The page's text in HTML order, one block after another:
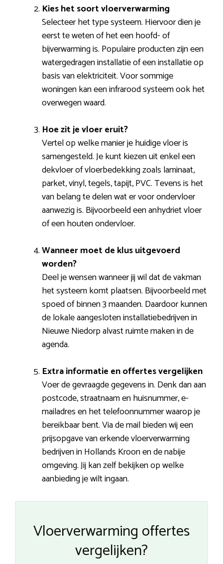
Kies het soort vloerverwarming
Selecteer het type systeem. Hiervoor dien je
eerst te weten of het een hoofd- of
bijverwarming is. Populaire producten zijn een
watergedragen installatie of een installatie op
basis van elektriciteit. Voor sommige
woningen kan een infrarood systeem ook het
overwegen waard.
Hoe zit je vloer eruit?
Vertel op welke manier je huidige vloer is
samengesteld. Je kunt kiezen uit enkel een
dekvloer of vloerbedekking zoals laminaat,
parket, vinyl, tegels, tapijt, PVC. Tevens is het
van belang te delen wat er voor ondervloer
aanwezig is. Bijvoorbeeld een anhydriet vloer
of een houten ondervloer.
Wanneer moet de klus uitgevoerd
worden?
Deel je wensen wanneer jij wil dat de vakman
het systeem komt plaatsen. Bijvoorbeeld met
spoed of binnen 3 maanden. Daardoor kunnen
de lokale aangesloten installatiebedrijven in
Nieuwe Niedorp alvast ruimte maken in de
agenda.
Extra informatie en offertes vergelijken
Voer de gevraagde gegevens in. Denk dan aan
postcode, straatnaam en huisnummer, e-
mailadres en het telefoonnummer waarop je
bereikbaar bent. Via de mail bieden wij een
prijsopgave van erkende vloerverwarming
bedrijven in Hollands Kroon en de nabije
omgeving. Jij kan zelf bekijken op welke
aanbieding je wilt ingaan.
Vloerverwarming offertes
vergelijken?